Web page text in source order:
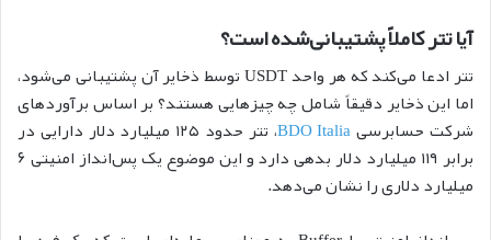
آیا تتر کاملاً پشتیبانی‌شده است؟
تتر ادعا می‌کند که هر واحد USDT توسط ذخایر آن پشتیبانی می‌شود،
اما این ذخایر دقیقاً شامل چه چیزهایی هستند؟ بر اساس برآوردهای
شرکت حسابرسیBDO Italia
، تتر‌ حدود ۱۲۵ میلیارد دلار دارایی در
برابر ۱۱۹ میلیارد دلار بدهی دارد و این موضوع یک پس‌انداز امنیتی ۶
میلیارد دلاری را نشان می‌دهد.